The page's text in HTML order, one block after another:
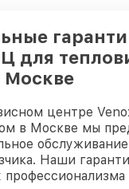
для
Москве
центре
в Москве мы
Наши